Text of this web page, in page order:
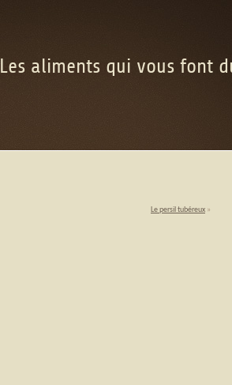
Les aliments qui vous font
Le persil tubéreux »